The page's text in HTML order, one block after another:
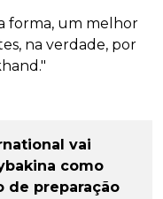
forma, um melhor
na verdade, por
vai
como
de preparação